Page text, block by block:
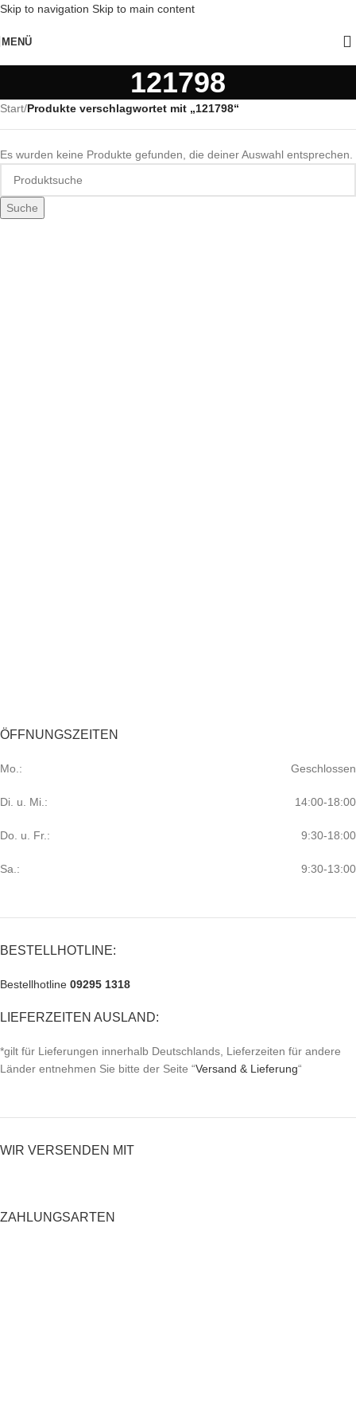
Skip to navigation Skip to main content
MENÜ
121798
Start/Produkte verschlagwortet mit „121798“
Es wurden keine Produkte gefunden, die deiner Auswahl entsprechen.
Suche
ÖFFNUNGSZEITEN
Mo.: Geschlossen
Di. u. Mi.: 14:00-18:00
Do. u. Fr.: 9:30-18:00
Sa.: 9:30-13:00
BESTELLHOTLINE:
Bestellhotline 09295 1318
LIEFERZEITEN AUSLAND:
*gilt für Lieferungen innerhalb Deutschlands, Lieferzeiten für andere
Länder entnehmen Sie bitte der Seite “Versand & Lieferung“
WIR VERSENDEN MIT
ZAHLUNGSARTEN